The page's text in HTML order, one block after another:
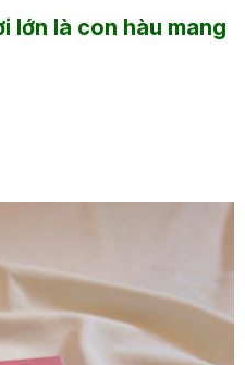
lớn là con hàu mang